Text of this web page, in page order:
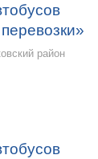
район